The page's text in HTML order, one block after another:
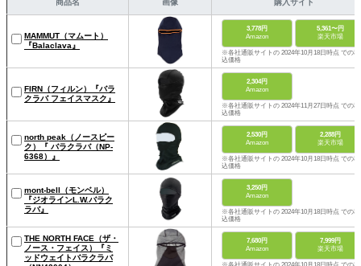
MAMMUT（マムート）
『Balaclava』
3,778円
Amazon
5,361〜円
楽天市場
※各社通販サイトの 2024年10月18日時点 での税
込価格
FIRN（フィルン）『バラ
クラバ フェイスマスク』
2,304円
Amazon
※各社通販サイトの 2024年11月27日時点 での税
込価格
north peak（ノースピー
ク）『 バラクラバ（NP-
6368）』
2,530円
Amazon
2,288円
楽天市場
※各社通販サイトの 2024年10月18日時点 での税
込価格
mont-bell（モンベル）
『ジオラインL.W.バラク
ラバ』
3,250円
Amazon
※各社通販サイトの 2024年10月18日時点 での税
込価格
THE NORTH FACE（ザ・
ノース・フェイス）『ミ
ッドウェイトバラクラバ
7,680円
Amazon
7,999円
楽天市場
※各社通販サイトの 2024年10月18日時点 での税